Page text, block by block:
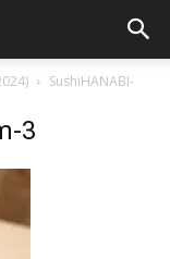
SushiHANABI-
3